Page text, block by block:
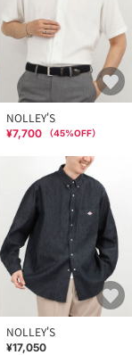
NOLLEY'S
¥7,700 （45%OFF）
NOLLEY'S
¥17,050